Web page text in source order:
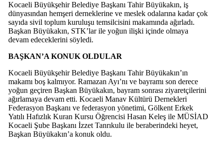
Kocaeli Büyükşehir Belediye Başkanı Tahir Büyükakın, iş
dünyasından hemşeri derneklerine ve meslek odalarına kadar çok
sayıda sivil toplum kuruluşu temsilcisini makamında ağırladı.
Başkan Büyükakın, STK’lar ile yoğun ilişki içinde olmaya
devam edeceklerini söyledi.
BAŞKAN’A KONUK OLDULAR
Kocaeli Büyükşehir Belediye Başkanı Tahir Büyükakın’ın
makamı boş kalmıyor. Ramazan Ayı’nı ve bayramı son derece
yoğun geçiren Başkan Büyükakın, bayram sonrası ziyaretçilerini
ağırlamaya devam etti. Kocaeli Manav Kültürü Dernekleri
Federasyon Başkanı ve federasyon yönetimi, Gölkent Erkek
Yatılı Hafızlık Kuran Kursu Öğrencisi Hasan Keleş ile MÜSİAD
Kocaeli Şube Başkanı İzzet Tanrıkulu ile beraberindeki heyet,
Başkan Büyükakın’a konuk oldu.